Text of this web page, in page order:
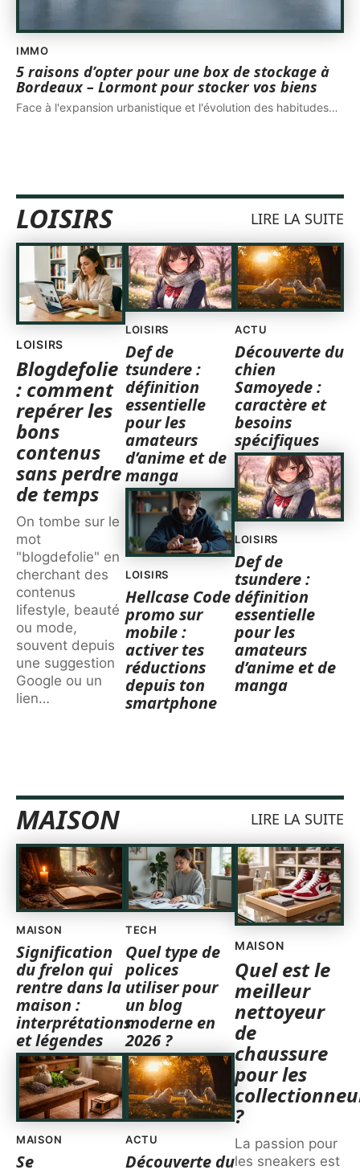
IMMO
5 raisons d’opter pour une box de stockage à
Bordeaux – Lormont pour stocker vos biens
Face à l'expansion urbanistique et l'évolution des habitudes…
LOISIRS LIRE LA SUITE
LOISIRS
Blogdefolie
: comment
repérer les
bons
contenus
sans perdre
de temps
On tombe sur le
mot
"blogdefolie" en
cherchant des
contenus
lifestyle, beauté
ou mode,
souvent depuis
une suggestion
Google ou un
lien…
LOISIRS
Def de
tsundere :
définition
essentielle
pour les
amateurs
d’anime et de
manga
LOISIRS
Hellcase Code
promo sur
mobile :
activer tes
réductions
depuis ton
smartphone
ACTU
Découverte du
chien
Samoyede :
caractère et
besoins
spécifiques
LOISIRS
Def de
tsundere :
définition
essentielle
pour les
amateurs
d’anime et de
manga
MAISON LIRE LA SUITE
MAISON
Signification
du frelon qui
rentre dans la
maison :
interprétations
et légendes
MAISON
Se
TECH
Quel type de
polices
utiliser pour
un blog
moderne en
2026 ?
ACTU
Découverte du
MAISON
Quel est le
meilleur
nettoyeur
de
chaussure
pour les
?
La passion pour
les sneakers est